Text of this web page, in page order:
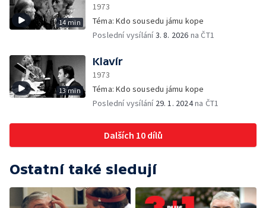
14 min
1973
Téma: Kdo sousedu jámu kope
Poslední vysílání3. 8. 2026 na ČT1
13 min
Klavír
1973
Téma: Kdo sousedu jámu kope
Poslední vysílání 29. 1. 2024na ČT1
Dalších 10 dílů
Ostatní také sledují